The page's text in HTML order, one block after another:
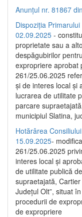
Anunțul nr. 81867
Dispoziția
02.09.2025 -
proprietate sau a
despăgubirilor
expropriere aprobat
261/25.06.2025
și de interes local și
lucrarea de utilitate
parcare
municipiul Slatina,
Hotărârea
15.09.2025-
261/25.06.2025
interes local și
de utilitate publică
supraetajată,
Județul Olt”, situat
procedurii de
de expropriere